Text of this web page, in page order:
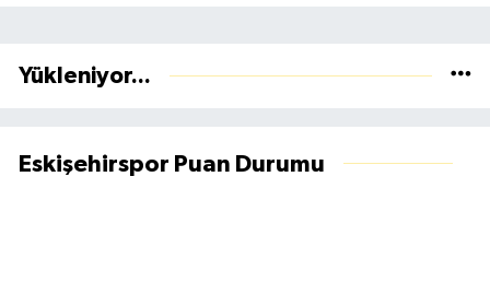
Yükleniyor...
Eskişehirspor Puan Durumu